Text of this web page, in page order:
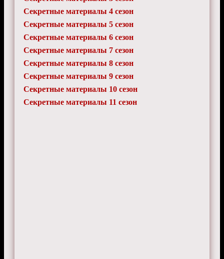
Секретные материалы 4 сезон
Секретные материалы 5 сезон
Секретные материалы 6 сезон
Секретные материалы 7 сезон
Секретные материалы 8 сезон
Секретные материалы 9 сезон
Секретные материалы 10 сезон
Секретные материалы 11 сезон